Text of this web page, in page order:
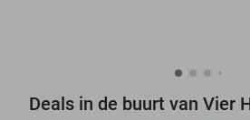
Deals in de buurt van Vier